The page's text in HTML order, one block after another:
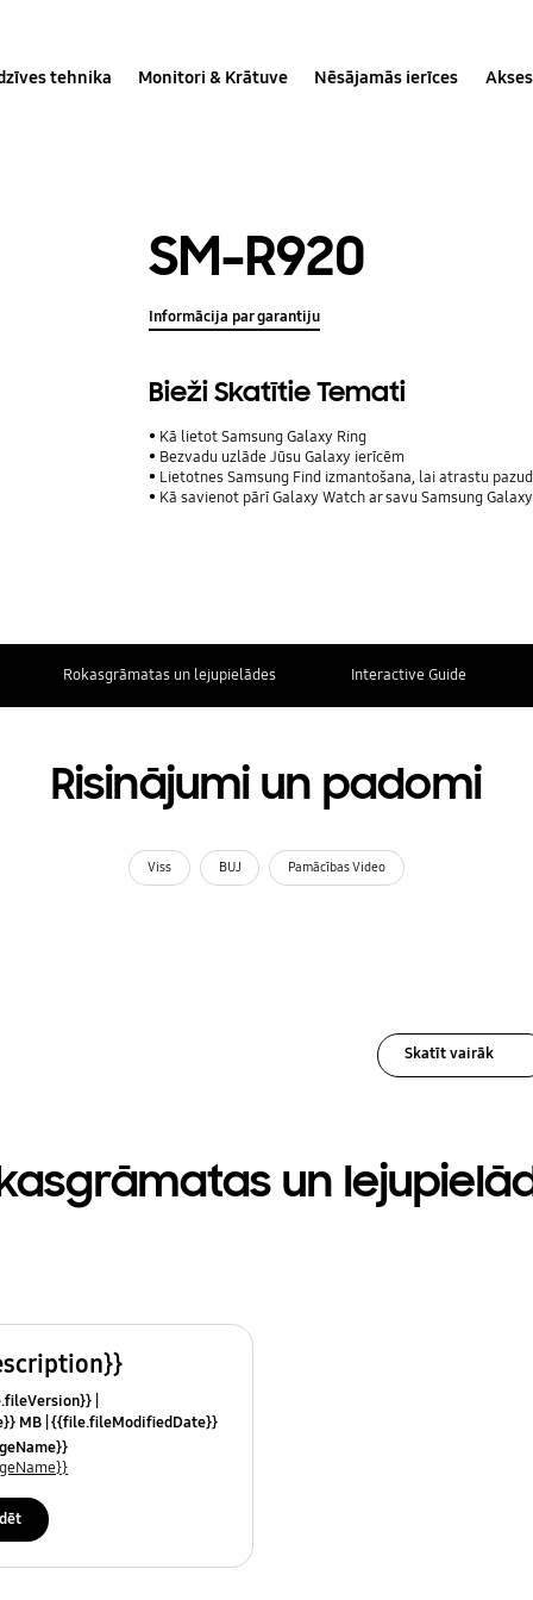
tehnika Monitori & Krātuve Nēsājamās ierīces
SM-R920
Informācija par garantiju
Bieži Skatītie Temati
Kā lietot Samsung Galaxy Ring
Bezvadu uzlāde Jūsu Galaxy ierīcēm
Lietotnes Samsung Find izmantošana, lai atrastu
Kā savienot pārī Galaxy Watch ar savu Samsung
Rokasgrāmatas un lejupielādes Interactive Guide
Risinājumi un padomi
Viss BUJ Pamācības Video
Skatīt vairāk
un
MB {{file.fileModifiedDate}}